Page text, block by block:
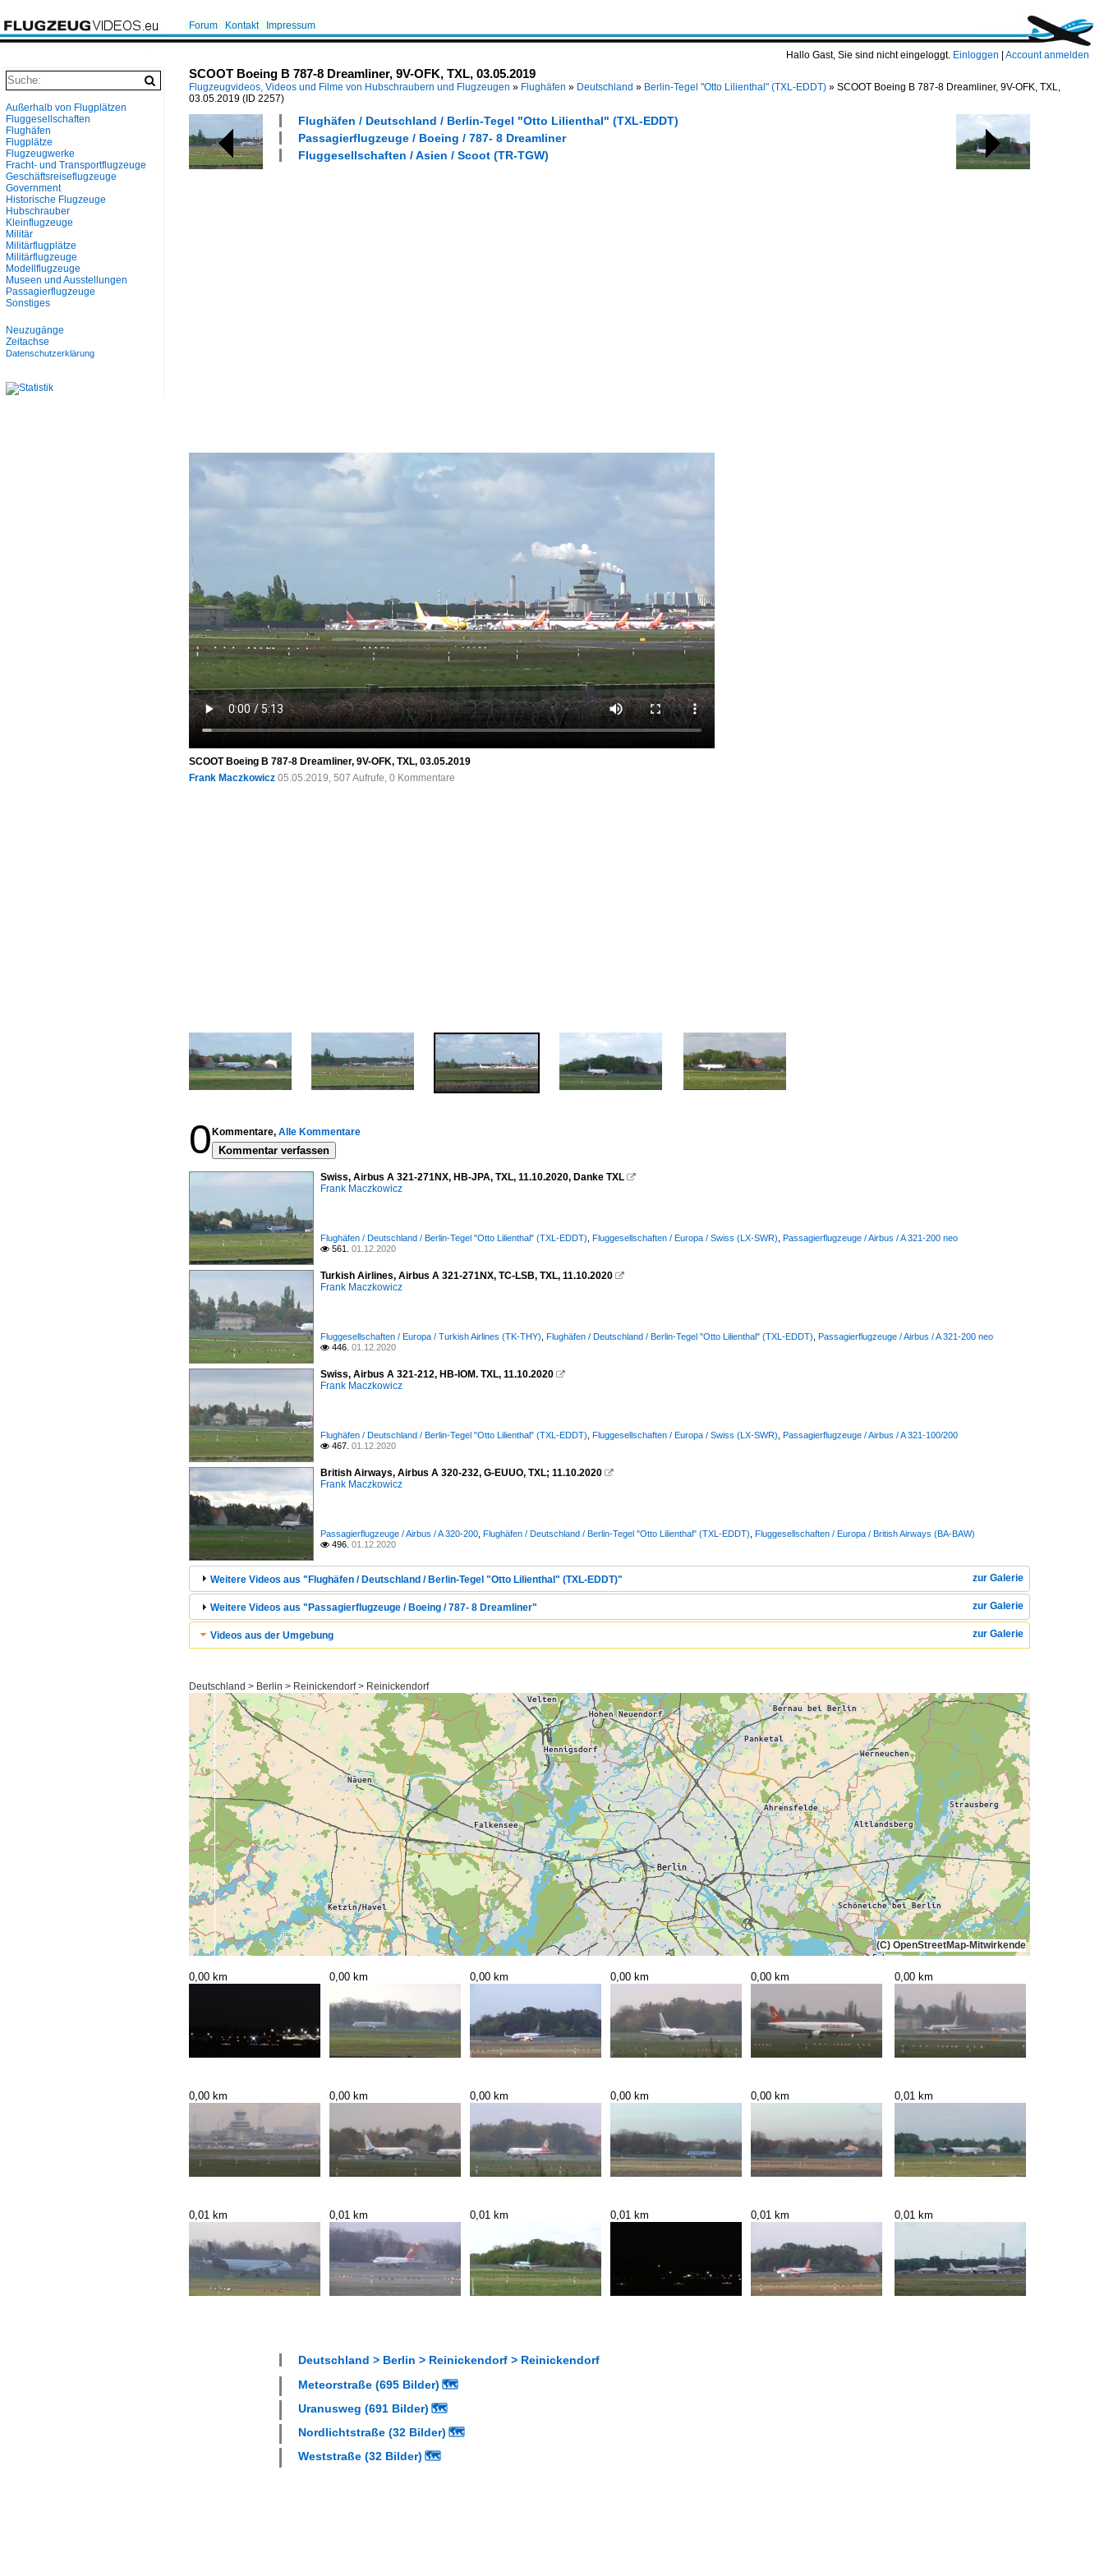
Hallo Gast, Sie sind nicht eingeloggt. Einloggen Account anmelden
Forum Kontakt Impressum
SCOOT Boeing B 787-8 Dreamliner, 9V-OFK, TXL, 03.05.2019
Flugzeugvideos, Videos und Filme von Hubschraubern und Flugzeugen » Flughäfen » Deutschland » Berlin-Tegel "Otto Lilienthal" (TXL-EDDT) » SCOOT Boeing B 787-8 Dreamliner, 9V-OFK, TXL,
03.05.2019 (ID 2257)
Flughäfen / Deutschland / Berlin-Tegel "Otto Lilienthal" (TXL-EDDT)
Passagierflugzeuge / Boeing / 787- 8 Dreamliner
Fluggesellschaften / Asien / Scoot (TR-TGW)
SCOOT Boeing B 787-8 Dreamliner, 9V-OFK, TXL, 03.05.2019
Frank Maczkowicz 05.05.2019, 507 Aufrufe, 0 Kommentare
0 Kommentare, Alle Kommentare
Kommentar verfassen
Swiss, Airbus A 321-271NX, HB-JPA, TXL, 11.10.2020, Danke TXL 
Frank Maczkowicz
Flughäfen / Deutschland / Berlin-Tegel "Otto Lilienthal" (TXL-EDDT) Fluggesellschaften / Europa / Swiss (LX-SWR) Passagierflugzeuge / Airbus / A 321-200 neo
 561. 01.12.2020
Turkish Airlines, Airbus A 321-271NX, TC-LSB, TXL, 11.10.2020 
Frank Maczkowicz
Fluggesellschaften / Europa / Turkish Airlines (TK-THY) Flughäfen / Deutschland / Berlin-Tegel "Otto Lilienthal" (TXL-EDDT) Passagierflugzeuge / Airbus / A 321-200 neo
 446. 01.12.2020
Swiss, Airbus A 321-212, HB-IOM. TXL, 11.10.2020 
Frank Maczkowicz
Flughäfen / Deutschland / Berlin-Tegel "Otto Lilienthal" (TXL-EDDT) Fluggesellschaften / Europa / Swiss (LX-SWR) Passagierflugzeuge / Airbus / A 321-100/200
 467. 01.12.2020
British Airways, Airbus A 320-232, G-EUUO, TXL; 11.10.2020 
Frank Maczkowicz
Passagierflugzeuge / Airbus / A 320-200 Flughäfen / Deutschland / Berlin-Tegel "Otto Lilienthal" (TXL-EDDT) Fluggesellschaften / Europa / British Airways (BA-BAW)
 496. 01.12.2020
zur Galerie
Weitere Videos aus "Flughäfen / Deutschland / Berlin-Tegel "Otto Lilienthal" (TXL-EDDT)"
zur Galerie
Weitere Videos aus "Passagierflugzeuge / Boeing / 787- 8 Dreamliner"
zur Galerie
Videos aus der Umgebung
Deutschland > Berlin > Reinickendorf > Reinickendorf
(C) OpenStreetMap-Mitwirkende
0,00 km 0,00 km 0,00 km 0,00 km 0,00 km 0,00 km
0,00 km 0,00 km 0,00 km 0,00 km 0,00 km 0,01 km
0,01 km 0,01 km 0,01 km 0,01 km 0,01 km 0,01 km
Deutschland > Berlin > Reinickendorf > Reinickendorf
Meteorstraße (695 Bilder) 🗺
Uranusweg (691 Bilder) 🗺
Nordlichtstraße (32 Bilder) 🗺
Weststraße (32 Bilder) 🗺
Außerhalb von Flugplätzen
Fluggesellschaften
Flughäfen
Flugplätze
Flugzeugwerke
Fracht- und Transportflugzeuge
Geschäftsreiseflugzeuge
Government
Historische Flugzeuge
Hubschrauber
Kleinflugzeuge
Militär
Militärflugplätze
Militärflugzeuge
Modellflugzeuge
Museen und Ausstellungen
Passagierflugzeuge
Sonstiges
Neuzugänge
Zeitachse
Datenschutzerklärung